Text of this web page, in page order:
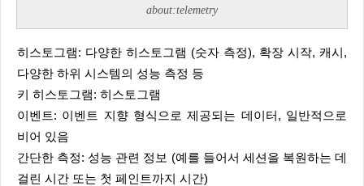
about:telemetry
히스토그램: 다양한 히스토그램 (숫자 측정), 확장 시작, 캐시,
다양한 하위 시스템의 성능 측정 등
키 히스토그램: 히스토그램
이벤트: 이벤트 지향 형식으로 제공되는 데이터, 일반적으로
비어 있음
간단한 측정: 성능 관련 정보 (예를 들어서 세션을 복원하는 데
걸린 시간 또는 첫 페인트까지 시간)